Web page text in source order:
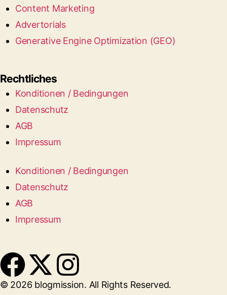
Content Marketing
Advertorials
Generative Engine Optimization (GEO)
Rechtliches
Konditionen / Bedingungen
Datenschutz
AGB
Impressum
Konditionen / Bedingungen
Datenschutz
AGB
Impressum
© 2026 blogmission. All Rights Reserved.